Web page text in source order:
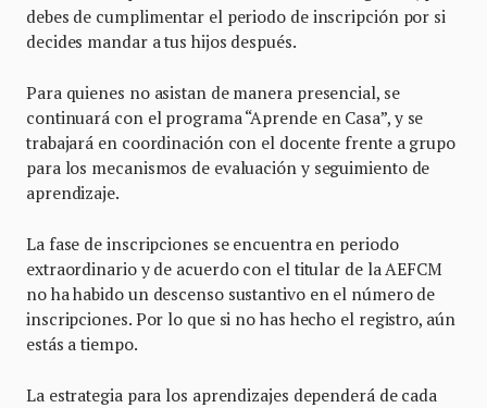
debes de cumplimentar el periodo de inscripción por si
decides mandar a tus hijos después.
Para quienes no asistan de manera presencial, se
continuará con el programa “Aprende en Casa”, y se
trabajará en coordinación con el docente frente a grupo
para los mecanismos de evaluación y seguimiento de
aprendizaje.
La fase de inscripciones se encuentra en periodo
extraordinario y de acuerdo con el titular de la AEFCM
no ha habido un descenso sustantivo en el número de
inscripciones. Por lo que si no has hecho el registro, aún
estás a tiempo.
La estrategia para los aprendizajes dependerá de cada